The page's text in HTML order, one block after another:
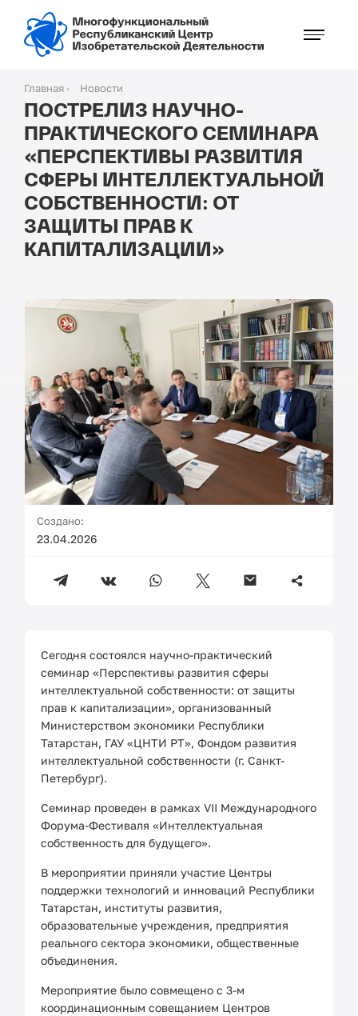
основному
содержанию
Строка
навигации
Главная Новости
ПОСТРЕЛИЗ НАУЧНО-
ПРАКТИЧЕСКОГО СЕМИНАРА
«ПЕРСПЕКТИВЫ РАЗВИТИЯ
СФЕРЫ ИНТЕЛЛЕКТУАЛЬНОЙ
СОБСТВЕННОСТИ: ОТ
ЗАЩИТЫ ПРАВ К
КАПИТАЛИЗАЦИИ»
Сегодня состоялся научно-практический
семинар «Перспективы развития сферы
интеллектуальной собственности: от защиты
прав к капитализации», организованный
Министерством экономики Республики
Татарстан, ГАУ «ЦНТИ РТ», Фондом развития
интеллектуальной собственности (г. Санкт-
Петербург).
Семинар проведен в рамках VII Международного
Форума-Фестиваля «Интеллектуальная
собственность для будущего».
В мероприятии приняли участие Центры
поддержки технологий и инноваций Республики
Татарстан, институты развития,
образовательные учреждения, предприятия
реального сектора экономики, общественные
объединения.
Мероприятие было совмещено с 3-м
координационным совещанием Центров
Создано:
23.04.2026